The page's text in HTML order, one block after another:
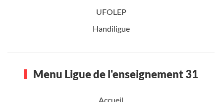
UFOLEP
Handiligue
Menu Ligue de l'enseignement 31
Accueil